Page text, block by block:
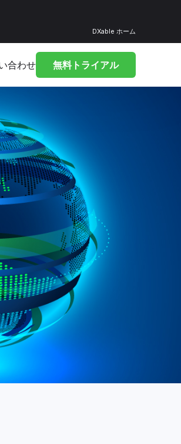
DXable ホーム
合わせ 無料トライアル